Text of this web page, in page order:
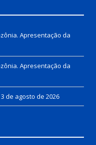
Apresentação da
Apresentação da
3 de agosto de 2026